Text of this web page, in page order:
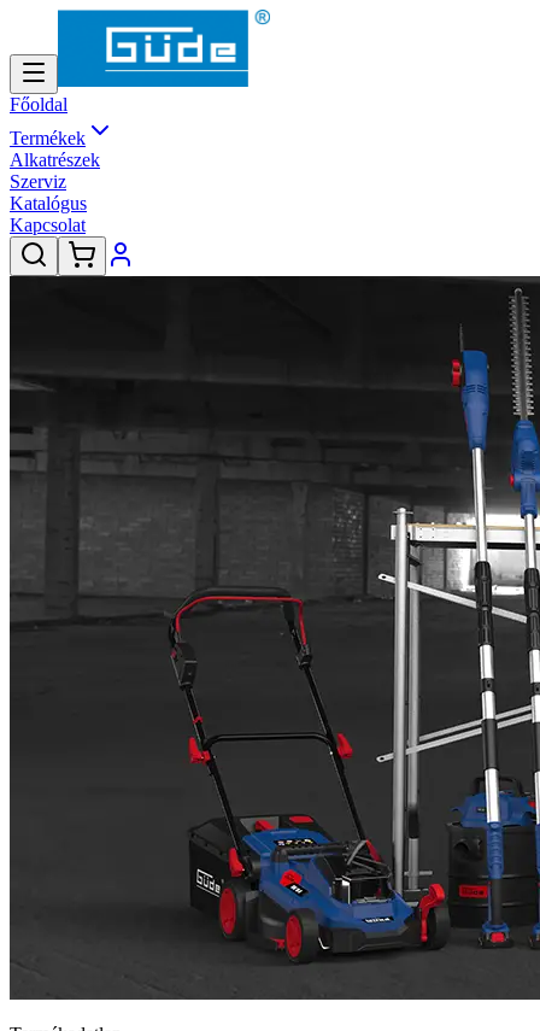
Főoldal
Termékek
Alkatrészek
Szerviz
Katalógus
Kapcsolat